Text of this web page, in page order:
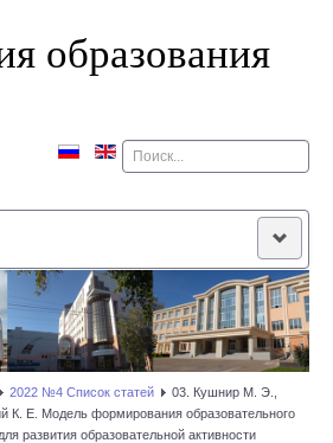
образования
Поиск
КОЛЛЕГИЯ
ПОЛИТИКА
2022 №4 Список статей
03. Кушнир М. Э.,
К. Е. Модель формирования образовательного
развития образовательной активности